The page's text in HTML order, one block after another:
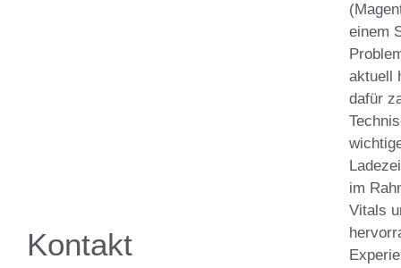
Kontakt
einem
aktuell
dafür
im
Vitals